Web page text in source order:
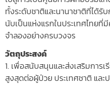
ทั้งระดับชาติและนานาชาติที่ได้รั
นับเป็นแห่งแรกในประเทศไทย
จำลองอย่างครบวงจร
วัตถุประสงค์
1. เพื่อสนับสนุนและส่งเสริมการ
สูงสุดต่อผู้ป่วย ประเทศชาติ และ